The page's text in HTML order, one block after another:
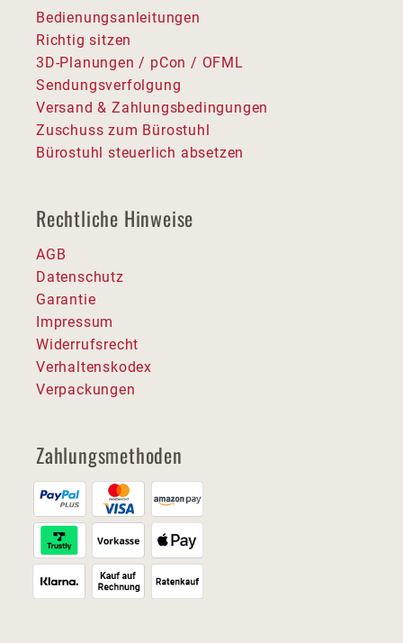
Bedienungsanleitungen
Richtig sitzen
3D-Planungen / pCon / OFML
Sendungsverfolgung
Versand & Zahlungsbedingungen
Zuschuss zum Bürostuhl
Bürostuhl steuerlich absetzen
Rechtliche Hinweise
AGB
Datenschutz
Garantie
Impressum
Widerrufsrecht
Verhaltenskodex
Verpackungen
Zahlungsmethoden